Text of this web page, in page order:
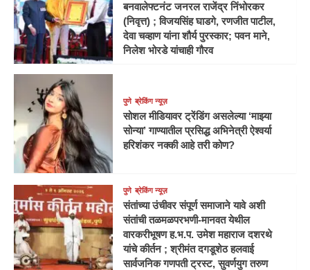
बनवालेफ्टनंट जनरल राजेंद्र निंभोरकर
(निवृत्त) ; विजयसिंह घाडगे, रणजीत पाटील,
देवा चव्हाण यांना शौर्य पुरस्कार; पवन माने,
निलेश भोरडे यांचाही गौरव
पुणे ब्रेकिंग न्यूज़
सोशल मीडियावर ट्रेंडिंग असलेल्या ‘माझ्या
सोन्या’ गाण्यातील प्रसिद्ध अभिनेत्री ऐश्वर्या
हरिशंकर नक्की आहे तरी कोण?
पुणे ब्रेकिंग न्यूज़
संतांच्या उंचीवर संपूर्ण समाजाने यावे अशी
संतांची तळमळपरभणी-मानवत येथील
वारकरीभूषण ह.भ.प. उमेश महाराज दशरथे
यांचे कीर्तन ; श्रीमंत दगडूशेठ हलवाई
सार्वजनिक गणपती ट्रस्ट, सुवर्णयुग तरुण